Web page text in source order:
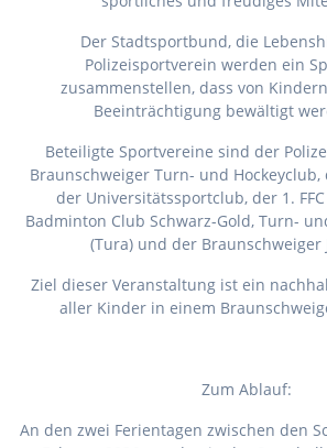
Der Stadtsportbund, die
Polizeisportverein werden ein
zusammenstellen, dass von
Beeinträchtigung bewältigt
Beteiligte Sportvereine sind der
Braunschweiger Turn- und Hockeyclub,
der Universitätssportclub, der 1.
Badminton Club Schwarz-Gold, Turn-
(Tura) und der Braunschweiger
Ziel dieser Veranstaltung ist ein
aller Kinder in einem
Zum Ablauf:
An den zwei Ferientagen zwischen den